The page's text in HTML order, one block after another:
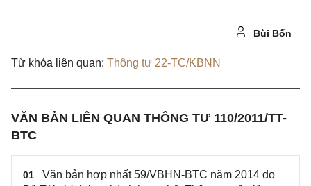
Bùi Bốn
Từ khóa liên quan: Thông tư 22-TC/KBNN
VĂN BẢN LIÊN QUAN THÔNG TƯ 110/2011/TT-
BTC
01
Văn bản hợp nhất 59/VBHN-BTC năm 2014 do